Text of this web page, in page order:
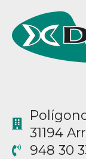
31194
948 30